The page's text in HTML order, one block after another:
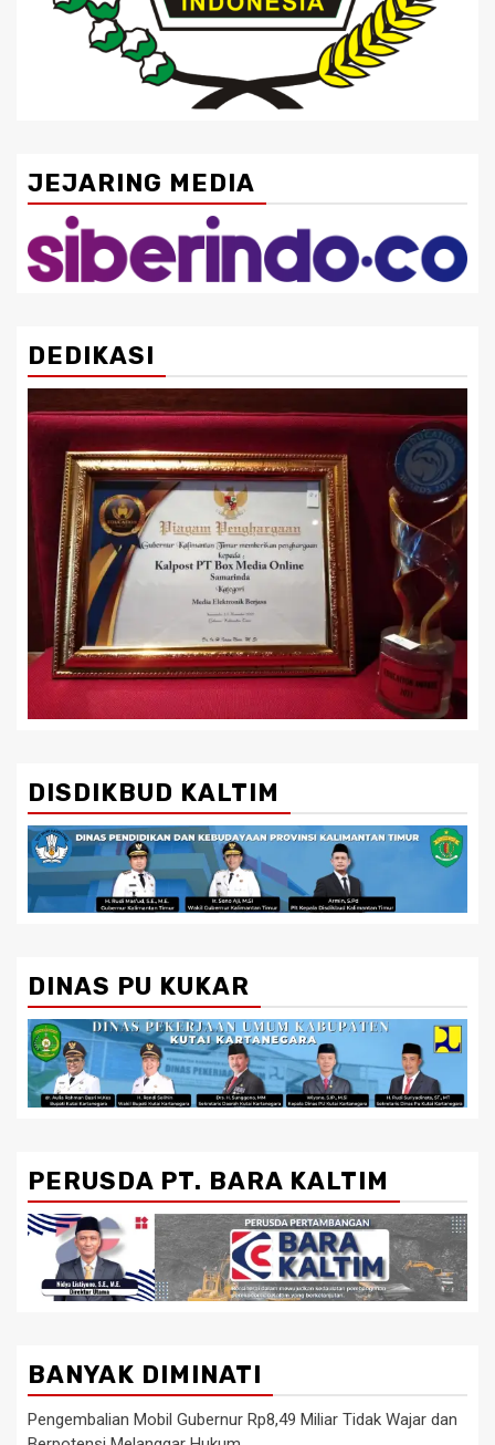
JEJARING MEDIA
DEDIKASI
DISDIKBUD KALTIM
DINAS PU KUKAR
PERUSDA PT. BARA KALTIM
BANYAK DIMINATI
Pengembalian Mobil Gubernur Rp8,49 Miliar Tidak Wajar dan